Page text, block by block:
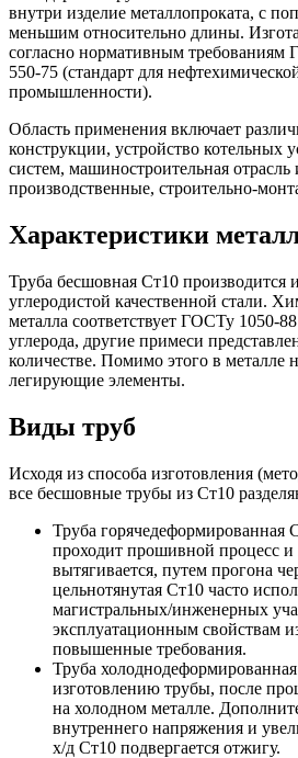
внутри изделие металлопроката, с
меньшим относительно длины.
согласно нормативным требованиям
550-75 (стандарт для
промышленности).
Область применения включает
конструкции, устройство котельных
систем, машиностроительная отрасль
производственные, строительно-
Характеристики
Труба бесшовная Ст10 производится
углеродистой качественной стали.
металла соответствует ГОСТу 1050-
углерода, другие примеси
количестве. Помимо этого в металле
легирующие элементы.
Виды труб
Исходя из способа изготовления
все бесшовные трубы из Ст10
Труба горячедеформированная
проходит прошивной процесс и
вытягивается, путем прогона
цельнотянутая Ст10 часто
магистральных/инженерных
эксплуатационным свойствам
повышенные требования.
Труба
изготовлению трубы, после
на холодном металле.
внутреннего напряжения и
х/д Ст10 подвергается отжигу.